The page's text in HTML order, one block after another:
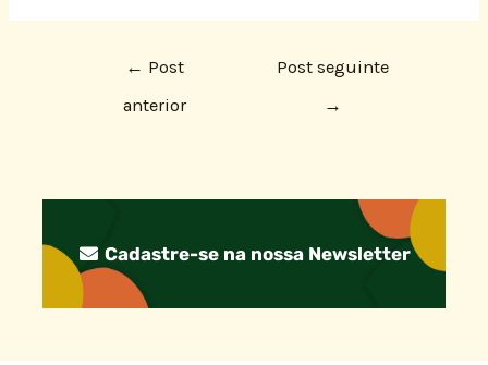
← Post
anterior
Post seguinte
→
Cadastre-se na nossa Newsletter